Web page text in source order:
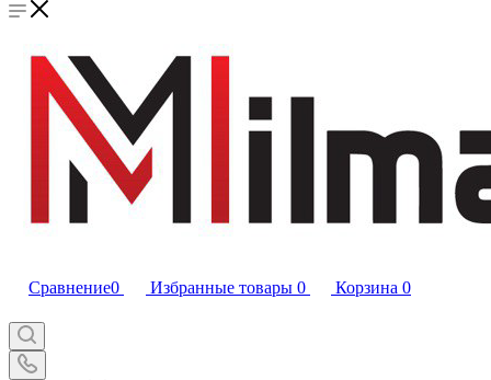
Сравнение0 Избранные товары 0 Корзина 0